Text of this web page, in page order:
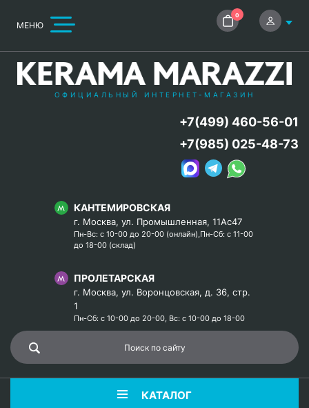
МЕНЮ
0
ОФИЦИАЛЬНЫЙ ИНТЕРНЕТ-МАГАЗИН
КАНТЕМИРОВСКАЯ
г. Москва, ул. Промышленная, 11Ас47
Пн-Вс: с 10-00 до 20-00 (онлайн),Пн-Сб: с 11-00
до 18-00 (склад)
ПРОЛЕТАРСКАЯ
г. Москва, ул. Воронцовская, д. 36, стр.
1
Пн-Сб: с 10-00 до 20-00, Вс: с 10-00 до 18-00
+7(499) 460-56-01
+7(985) 025-48-73
КАТАЛОГ